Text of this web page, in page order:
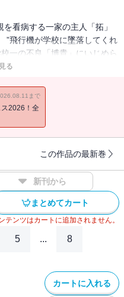
看病する一家の主人「拓」
”飛行機が学校に墜落してくれ
一の不良「博貴」にいじめら
るひ弱な「拓」。 ある日、
きっかけで起こった「博
ることに… そこで「拓」が見
らなる地獄の実体だった。
る
まで
ス2026！全
この作品の最新巻
新刊から
まとめてカート
ンツはカートに追加されません。
5 ... 8
カートに入れる